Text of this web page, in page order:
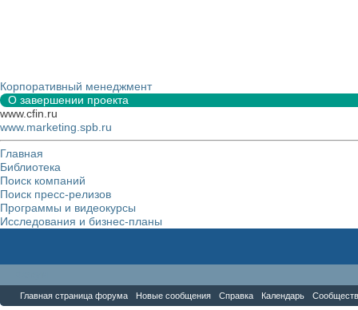
Корпоративный менеджмент
О завершении проекта
www.cfin.ru
www.marketing.spb.ru
Главная
Библиотека
Поиск компаний
Поиск пресс-релизов
Программы и видеокурсы
Исследования и бизнес-планы
Главная страница форума Новые сообщения Справка Календарь